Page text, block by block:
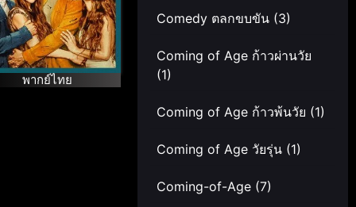
พากย์ไทย
Comedy ตลกขบขัน (3)
Coming of Age ก้าวผ่านวัย
(1)
Coming of Age ก้าวพ้นวัย (1)
Coming of Age วัยรุ่น (1)
Coming-of-Age (7)